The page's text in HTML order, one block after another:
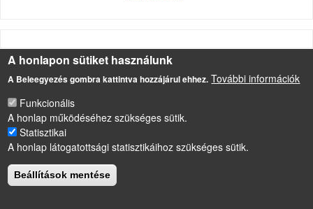
LÁBLÉC
Impresszum
Sütikezelési szabályzat
Drupal alapú webhely
A honlapon sütiket használunk
A Beleegyezés gombra kattintva hozzájárul ehhez. További információk
Funkcionális
A honlap működéséhez szükséges sütik.
Statisztikai
A honlap látogatottsági statisztikáihoz szükséges sütik.
Beállítások mentése